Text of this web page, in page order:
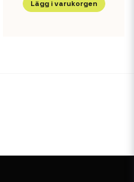
Lägg i varukorgen